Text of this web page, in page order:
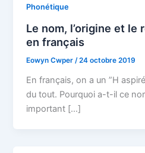
Phonétique
Le nom, l’origine et le
en français
Eowyn Cwper/24 octobre 2019
En français, on a un ”H
du tout. Pourquoi a-t-il ce
important […]